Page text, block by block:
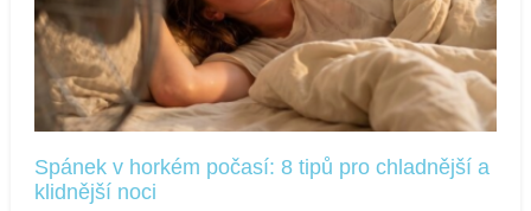
Spánek v horkém počasí: 8 tipů pro chladnější a
klidnější noci